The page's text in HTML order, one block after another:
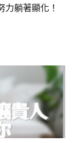
力躺著顯化！